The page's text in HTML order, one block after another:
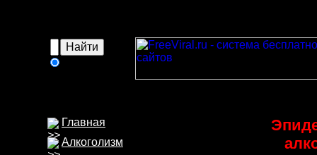
Главная
Алкоголизм